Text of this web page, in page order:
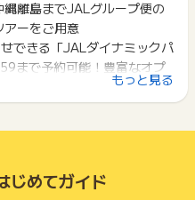
の代理予約
、ポイントタウンのサポート
トについて、広告主に直接
ト獲得対象外となる場合がご
ご利用される場合は、毎回
てポイントGET 」ボタン
主側で対象外とみなし、「獲
利用されたことがある場合
こなっていただくことを推奨
利用して支払われた金額分
ポイント獲得の対象には含
合もしくは会員様の都合で
された場合、ポイントが無効
告主ではなく、代理店が行
関する詳細を把握しており
離島までJALグループ便の
ーをご用意
できる「JALダイナミックパ
まで予約可能！豊富なオプ
もっと見る
じめてガイド